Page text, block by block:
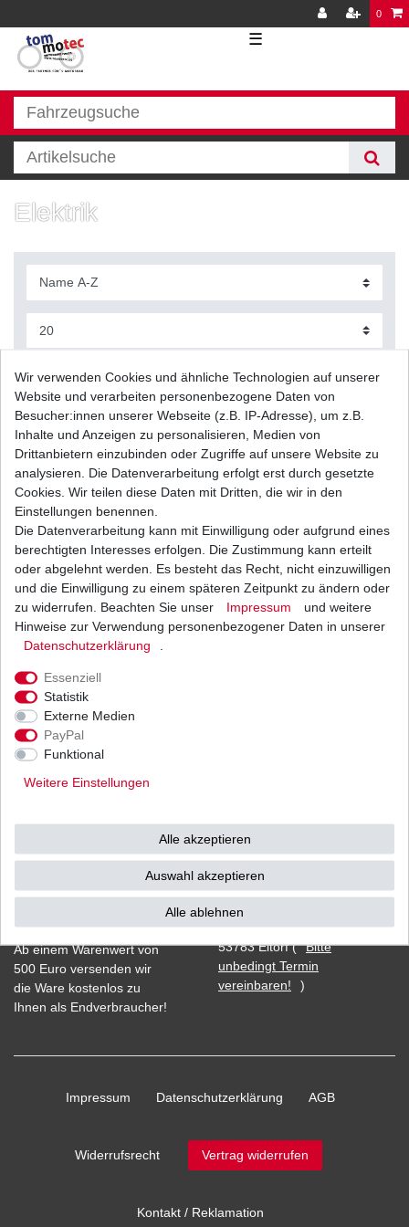
0
☰
Elektrik
Batterie aus dem Zubehör YTX7A-BS
UVP 30,62 € 27,99 € *
1 Stück
Zündkerze NGK CR7HSA
UVP 6,14 €
Ab einem Warenwert von
500 Euro versenden wir
die Ware kostenlos zu
Ihnen als Endverbraucher!
Vorkasse
Barzahlung bei Abholung in
53783 Eitorf (
Bitte
unbedingt Termin
vereinbaren!
)
Impressum Daten­schutz­erklärung AGB
Widerrufs­recht Vertrag widerrufen
Kontakt / Reklamation
Wir verwenden Cookies und ähnliche Technologien auf unserer
Website und verarbeiten personenbezogene Daten von
Besucher:innen unserer Webseite (z.B. IP-Adresse), um z.B.
Inhalte und Anzeigen zu personalisieren, Medien von
Drittanbietern einzubinden oder Zugriffe auf unsere Website zu
analysieren. Die Datenverarbeitung erfolgt erst durch gesetzte
Cookies. Wir teilen diese Daten mit Dritten, die wir in den
Einstellungen benennen.
Die Datenverarbeitung kann mit Einwilligung oder aufgrund eines
berechtigten Interesses erfolgen. Die Zustimmung kann erteilt
oder abgelehnt werden. Es besteht das Recht, nicht einzuwilligen
und die Einwilligung zu einem späteren Zeitpunkt zu ändern oder
zu widerrufen. Beachten Sie unser
Impressum
und weitere
Hinweise zur Verwendung personenbezogener Daten in unserer
Daten­schutz­erklärung
Essenziell
Statistik
Externe Medien
PayPal
Funktional
Weitere Einstellungen
Alle akzeptieren
Auswahl akzeptieren
Alle ablehnen